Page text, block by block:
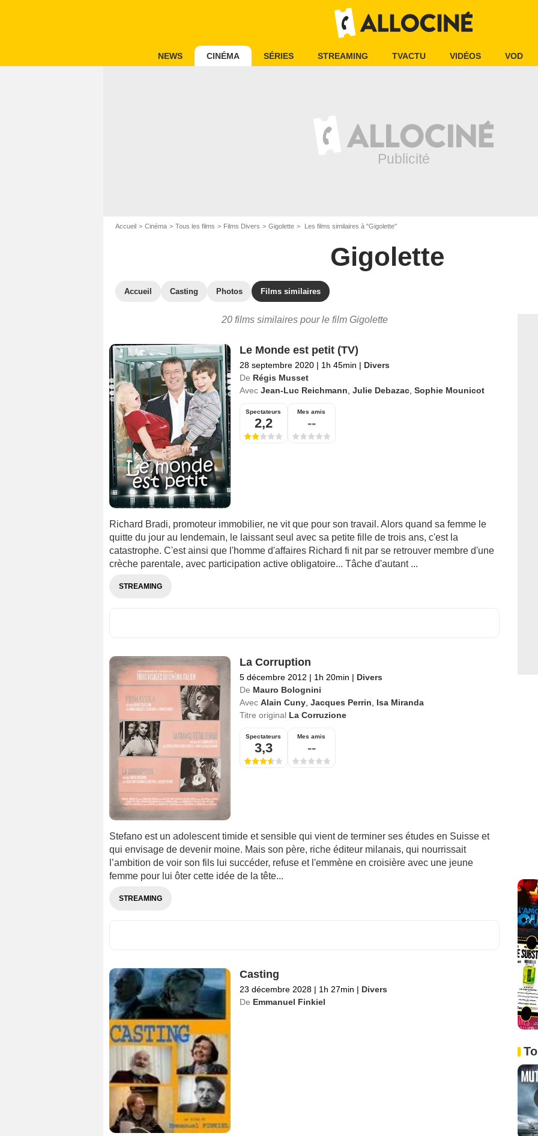
NEWS CINÉMA SÉRIES STREAMING TVACTU VIDÉOS VOD
Accueil Cinéma Tous les films Films Divers Gigolette Les films similaires à "Gigolette"
Gigolette
Accueil Casting Photos Films similaires
20 films similaires pour le film Gigolette
Le Monde est petit (TV)
28 septembre 2020 | 1h 45min | Divers
De Régis Musset
Avec Jean-Luc Reichmann Julie Debazac, Sophie Mounicot
Spectateurs
2,2
Mes amis
--
Richard Bradi, promoteur immobilier, ne vit que pour son travail. Alors quand sa femme le
quitte du jour au lendemain, le laissant seul avec sa petite fille de trois ans, c'est la
catastrophe. C'est ainsi que l'homme d'affaires Richard fi nit par se retrouver membre d'une
crèche parentale, avec participation active obligatoire... Tâche d'autant ...
STREAMING
La Corruption
5 décembre 2012 | 1h 20min | Divers
De Mauro Bolognini
Avec Alain Cuny, Jacques Perrin, Isa Miranda
Titre original La Corruzione
Spectateurs
3,3
Mes amis
--
Stefano est un adolescent timide et sensible qui vient de terminer ses études en Suisse et
qui envisage de devenir moine. Mais son père, riche éditeur milanais, qui nourrissait
l’ambition de voir son fils lui succéder, refuse et l'emmène en croisière avec une jeune
femme pour lui ôter cette idée de la tête...
STREAMING
Casting
23 décembre 2028 | 1h 27min | Divers
De Emmanuel Finkiel